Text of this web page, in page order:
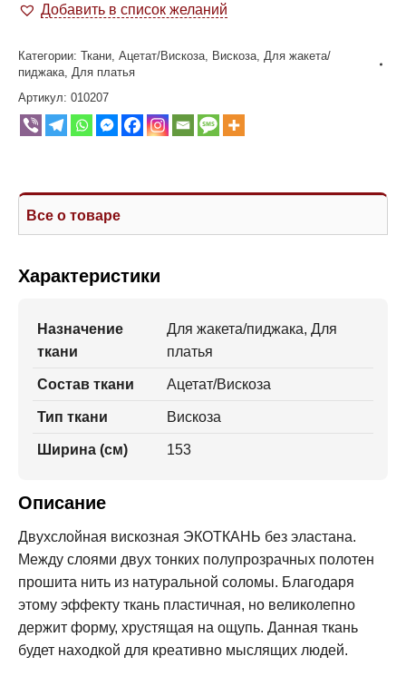
Добавить в список желаний
Категории: Ткани Ацетат/Вискоза Вискоза Для жакета/
пиджака Для платья
Артикул: 010207
Все о товаре
Характеристики
Назначение
ткани
Для жакета/пиджака, Для
платья
Состав ткани Ацетат/Вискоза
Тип ткани Вискоза
Ширина (см) 153
Описание
Двухслойная вискозная ЭКОТКАНЬ без эластана.
Между слоями двух тонких полупрозрачных полотен
прошита нить из натуральной соломы. Благодаря
этому эффекту ткань пластичная, но великолепно
держит форму, хрустящая на ощупь. Данная ткань
будет находкой для креативно мыслящих людей.